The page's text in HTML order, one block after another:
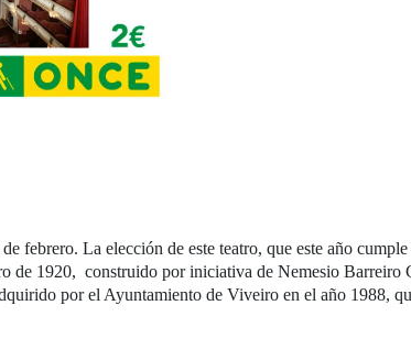
febrero. La elección de este teatro, que este año cumple
de 1920, construido por iniciativa de Nemesio Barreiro
por el Ayuntamiento de Viveiro en el año 1988,